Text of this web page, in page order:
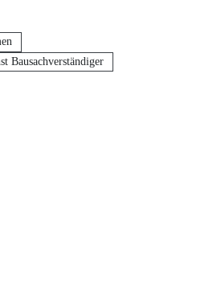
Bausachverständiger